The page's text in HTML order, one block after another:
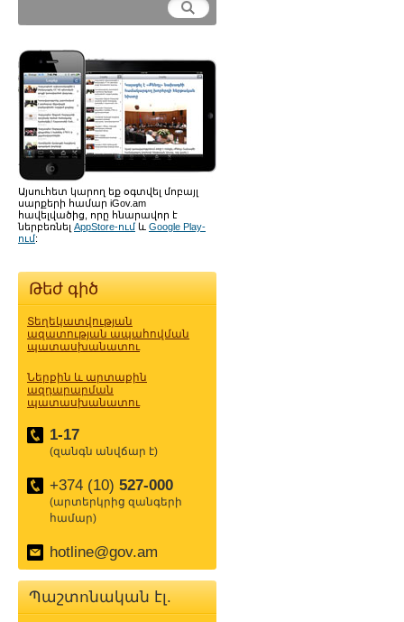
Այսուհետ կարող եք օգտվել մոբայլ
սարքերի համար iGov.am
հավելվածից, որը հնարավոր է
ներբեռնել AppStore-ում և Google Play-
ում:
Թեժ գիծ
Տեղեկատվության
ազատության ապահովման
պատասխանատու
Ներքին և արտաքին
ազդարարման
պատասխանատու
1-17
(զանգն անվճար է)
+374 (10) 527-000
(արտերկրից զանգերի
համար)
hotline@gov.am
Պաշտոնական էլ.